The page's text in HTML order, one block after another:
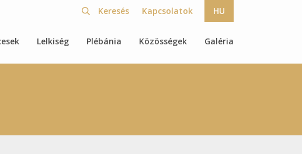
Kapcsolatok HU
Lelkiség Plébánia Közösségek Galéria